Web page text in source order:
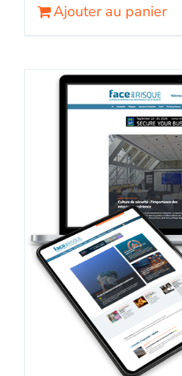
Ajouter au panier